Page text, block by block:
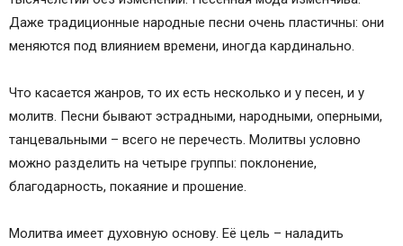
Даже традиционные народные песни очень пластичны: они
меняются под влиянием времени, иногда кардинально.
Что касается жанров, то их есть несколько и у песен, и у
молитв. Песни бывают эстрадными, народными, оперными,
танцевальными – всего не перечесть. Молитвы условно
можно разделить на четыре группы: поклонение,
благодарность, покаяние и прошение.
Молитва имеет духовную основу. Её цель – наладить